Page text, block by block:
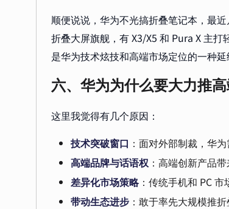
顺便说说，华为不光搞折叠笔记本，最
折叠大屏旗舰，有 X3/X5 和 Pura X 主
是华为技术炫技和高端市场定位的一种延
六、华为为什么要大力推
这里我觉得有几个原因：
技术突破窗口 ：面对外部制裁，华
高端品牌与话语权 ：高端创新产品
差异化市场策略：传统手机和 PC 市
带动生态进步 ：敢于率先大规模推